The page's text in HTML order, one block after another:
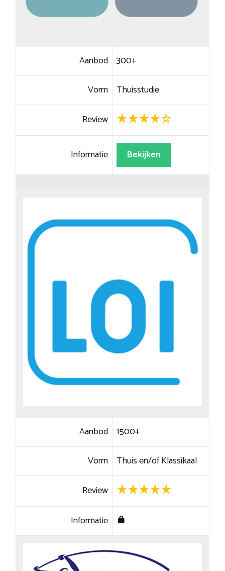
Aanbod 300+
Vorm Thuisstudie
Review
Informatie Bekijken
Aanbod 1500+
Vorm Thuis en/of Klassikaal
Review
Informatie